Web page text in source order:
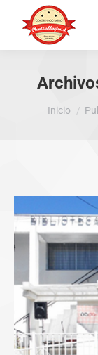
Estás aquí:
Inicio